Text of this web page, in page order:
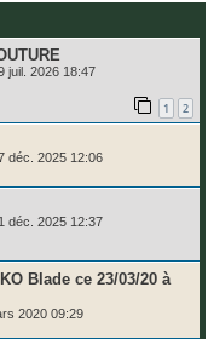
juil. 2026 18:47
1 2
déc. 2025 12:06
déc. 2025 12:37
Blade ce 23/03/20 à
2020 09:29